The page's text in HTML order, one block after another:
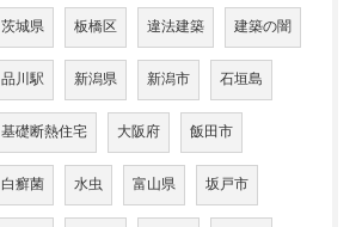
茨城県 板橋区 違法建築 建築の闇
品川駅 新潟県 新潟市 石垣島
基礎断熱住宅 大阪府 飯田市
白癬菌 水虫 富山県 坂戸市